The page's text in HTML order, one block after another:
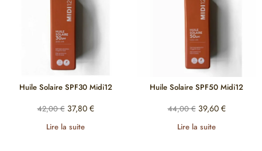
Huile Solaire SPF30 Midi12
42,00€ 37,80 €
Lire la suite
Huile Solaire SPF50 Midi12
44,00€ 39,60 €
Lire la suite